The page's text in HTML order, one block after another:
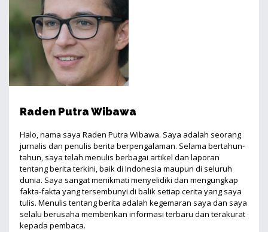
Raden Putra Wibawa
Halo, nama saya Raden Putra Wibawa. Saya adalah seorang
jurnalis dan penulis berita berpengalaman. Selama bertahun-
tahun, saya telah menulis berbagai artikel dan laporan
tentang berita terkini, baik di Indonesia maupun di seluruh
dunia. Saya sangat menikmati menyelidiki dan mengungkap
fakta-fakta yang tersembunyi di balik setiap cerita yang saya
tulis. Menulis tentang berita adalah kegemaran saya dan saya
selalu berusaha memberikan informasi terbaru dan terakurat
kepada pembaca.